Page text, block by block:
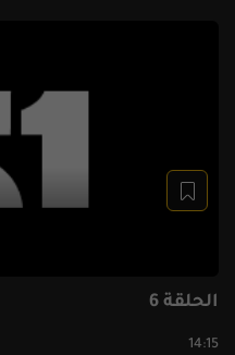
الحلقة 6
14:15